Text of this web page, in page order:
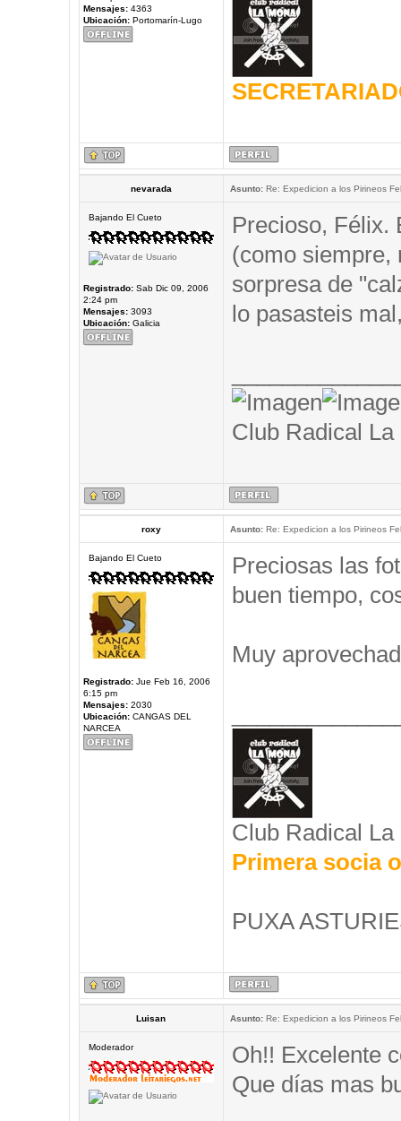
Mensajes:4363
Ubicación:Portomarín-Lugo
nevarada Asunto:Re: Expedicion a los Pirineos
Bajando El Cueto
Registrado:Sab Dic 09, 2006
2:24 pm
Mensajes:3093
Ubicación:Galicia
Precioso, Félix.
(como
sorpresa de
lo pasasteis
Club Radical La
roxy Asunto:Re: Expedicion a los Pirineos
Bajando El Cueto
Registrado:Jue Feb 16, 2006
6:15 pm
Mensajes:2030
Ubicación:CANGAS DEL
NARCEA
Preciosas las
buen tiempo,
Muy
Club Radical La
Primera socia
PUXA
Luisan Asunto:Re: Expedicion a los Pirineos
Moderador
Oh!! Excelente
Que días mas